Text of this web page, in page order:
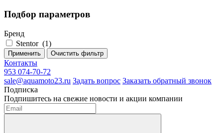
Подбор параметров
Бренд
Stentor(1)
Применить Очистить фильтр
Контакты
953 074-70-72
sale@aquamoto23.ru Задать вопрос Заказать обратный звонок
Подписка
Подпишитесь на свежие новости и акции компании